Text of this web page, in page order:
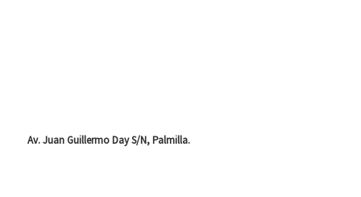
Av. Juan Guillermo Day S/N, Palmilla.